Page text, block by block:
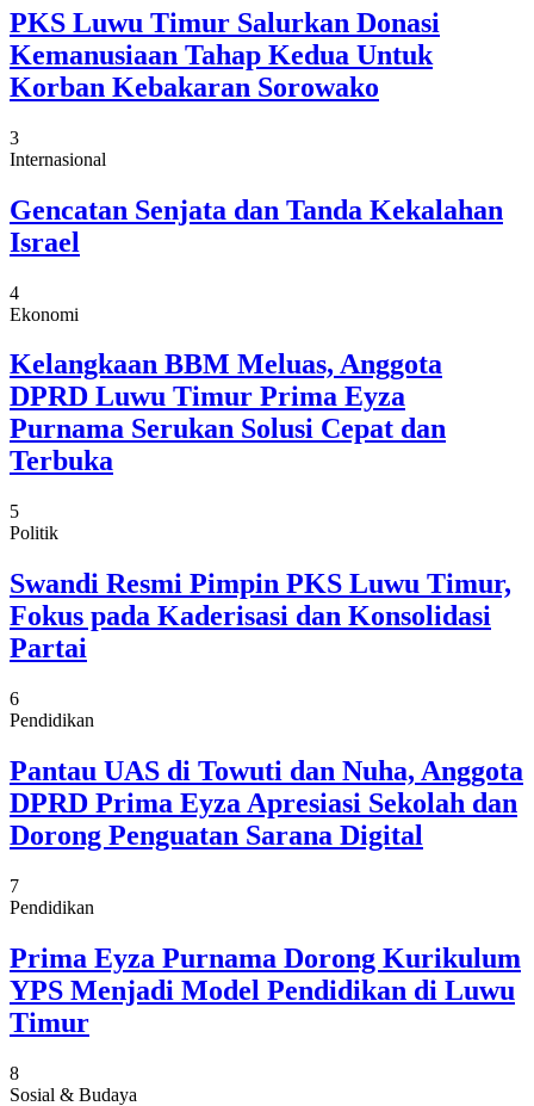
PKS Luwu Timur Salurkan Donasi
Kemanusiaan Tahap Kedua Untuk
Korban Kebakaran Sorowako
3
Internasional
Gencatan Senjata dan Tanda Kekalahan
Israel
4
Ekonomi
Kelangkaan BBM Meluas, Anggota
DPRD Luwu Timur Prima Eyza
Purnama Serukan Solusi Cepat dan
Terbuka
5
Politik
Swandi Resmi Pimpin PKS Luwu Timur,
Fokus pada Kaderisasi dan Konsolidasi
Partai
6
Pendidikan
Pantau UAS di Towuti dan Nuha, Anggota
DPRD Prima Eyza Apresiasi Sekolah dan
Dorong Penguatan Sarana Digital
7
Pendidikan
Prima Eyza Purnama Dorong Kurikulum
YPS Menjadi Model Pendidikan di Luwu
Timur
8
Sosial & Budaya